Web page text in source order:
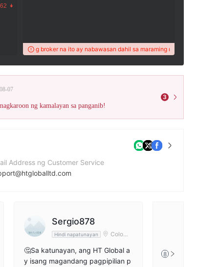
Score ng broker na ito ay nabawasan dahil sa maraming mga reklamo!
07
ng kamalayan sa panganib!
3
Address ng Customer Service
ng kumpanyaSergio878
Hindi napatunayan
Colomb
🤔Sa katunayan, ang HT Global a
y isang magandang pagpipilian p
Pinadala ako sa
8